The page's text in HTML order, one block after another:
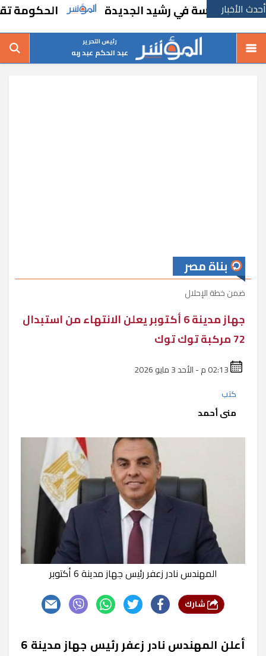
أحدث الأخبارمدرسة في رشيد الجديدة الحكومة تقر
رئيس التحرير
عبد الحكم عبد ربه
بناة مصر
ضمن خطة الإحلال
جهاز مدينة 6 أكتوبر يعلن الانتهاء من استبدال
72 مركبة توك توك
كتب
منى أحمد
المهندس نادر زعفر رئيس جهاز مدينة 6 أكتوبر
أعلن المهندس نادر زعفر رئيس جهاز مدينة 6